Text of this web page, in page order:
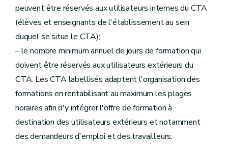
peuvent être réservés aux utilisateurs internes du CTA
(élèves et enseignants de l'établissement au sein
duquel se situe le CTA);
– le nombre minimum annuel de jours de formation qui
doivent être réservés aux utilisateurs extérieurs du
CTA. Les CTA labellisés adaptent l'organisation des
formations en rentabilisant au maximum les plages
horaires afin d'y intégrer l'offre de formation à
destination des utilisateurs extérieurs et notamment
des demandeurs d'emploi et des travailleurs;